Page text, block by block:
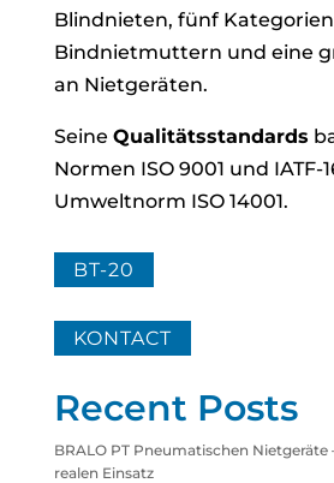
Blindnieten, fünf
Bindnietmuttern und eine
an Nietgeräten.
Seine Qualitätsstandards
Normen ISO 9001 und IATF-
Umweltnorm ISO 14001.
BT-20
KONTACT
Recent Posts
BRALO PT Pneumatischen
realen Einsatz